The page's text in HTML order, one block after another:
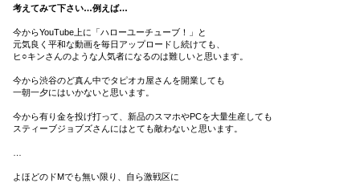
考えてみて下さい…例えば…
今からYouTube上に「ハローユーチューブ！」と
元気良く平和な動画を毎日アップロードし続けても、
ヒ○キンさんのような人気者になるのは難しいと思います。
今から渋谷のど真ん中でタピオカ屋さんを開業しても
一朝一夕にはいかないと思います。
今から有り金を投げ打って、新品のスマホやPCを大量生産しても
スティーブジョブズさんにはとても敵わないと思います。
よほどのドMでも無い限り、自ら激戦区に